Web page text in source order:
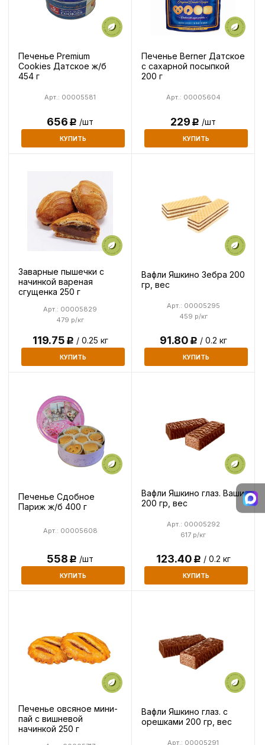
Печенье Premium
Cookies Датское ж/б
454 г
Арт.: 00005581
656Р /шт
КУПИТЬ
Печенье Berner Датское
с сахарной посыпкой
200 г
Арт.: 00005604
229Р /шт
КУПИТЬ
Заварные пышечки с
начинкой вареная
сгущенка 250 г
479 р/кг
Арт.: 00005829
119.75Р / 0.25 кг
КУПИТЬ
Вафли Яшкино Зебра 200
гр, вес
459 р/кг
Арт.: 00005295
91.80Р / 0.2 кг
КУПИТЬ
Печенье Сдобное
Париж ж/б 400 г
Арт.: 00005608
558Р /шт
КУПИТЬ
Вафли Яшкино глаз. Ваши
200 гр, вес
617 р/кг
Арт.: 00005292
123.40Р / 0.2 кг
КУПИТЬ
Печенье овсяное мини-
пай с вишневой
начинкой 250 г
Вафли Яшкино глаз. с
орешками 200 гр, вес
Арт.: 00005291